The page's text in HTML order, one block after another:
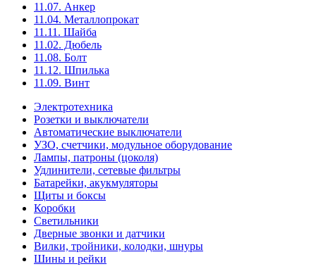
11.07. Анкер
11.04. Металлопрокат
11.11. Шайба
11.02. Дюбель
11.08. Болт
11.12. Шпилька
11.09. Винт
Электротехника
Розетки и выключатели
Автоматические выключатели
УЗО, счетчики, модульное оборудование
Лампы, патроны (цоколя)
Удлинители, сетевые фильтры
Батарейки, акукмуляторы
Щиты и боксы
Коробки
Светильники
Дверные звонки и датчики
Вилки, тройники, колодки, шнуры
Шины и рейки